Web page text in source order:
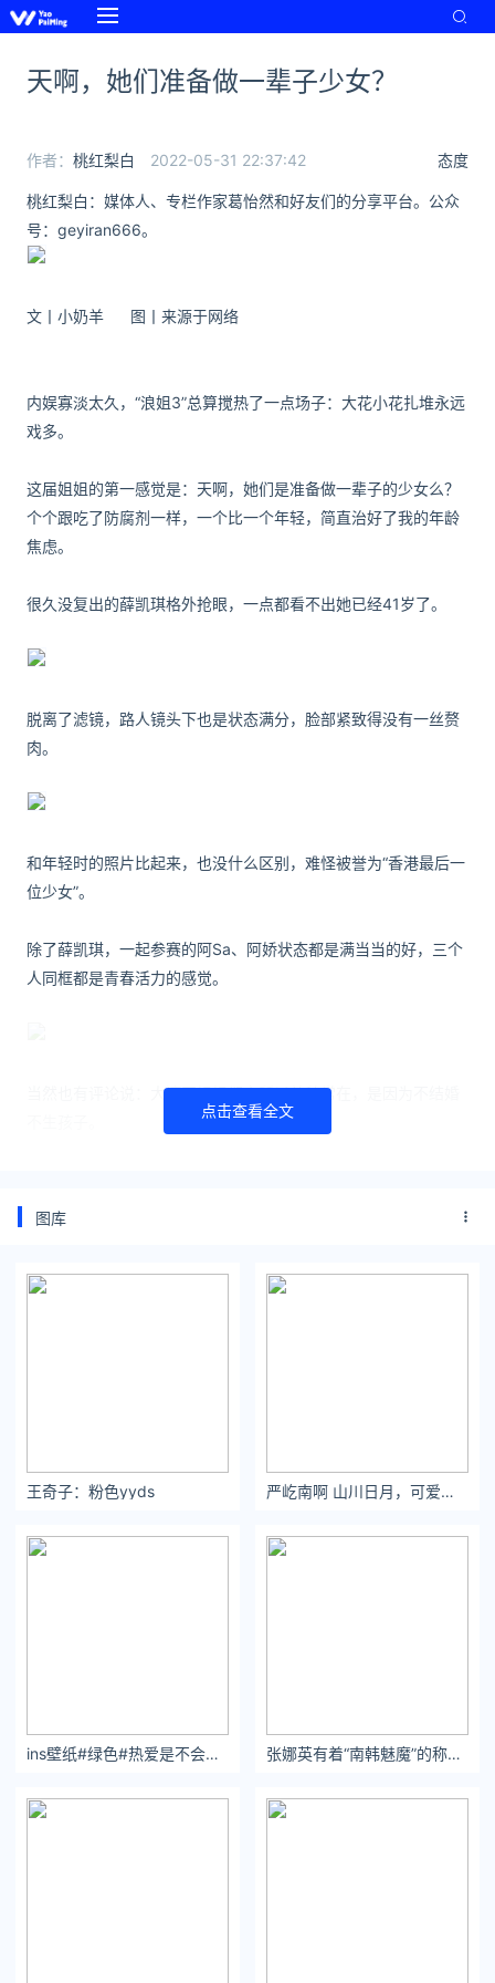
天啊，她们准备做一辈子少女？
态度
作者： 桃红梨白 2022-05-31 22:37:42
桃红梨白：媒体人、专栏作家葛怡然和好友们的分享平台。公众
号：geyiran666。
文丨小奶羊 图丨来源于网络
内娱寡淡太久，“浪姐3”总算搅热了一点场子：大花小花扎堆永远
戏多。
这届姐姐的第一感觉是：天啊，她们是准备做一辈子的少女么？
个个跟吃了防腐剂一样，一个比一个年轻，简直治好了我的年龄
焦虑。
很久没复出的薛凯琪格外抢眼，一点都看不出她已经41岁了。
脱离了滤镜，路人镜头下也是状态满分，脸部紧致得没有一丝赘
肉。
和年轻时的照片比起来，也没什么区别，难怪被誉为“香港最后一
位少女”。
除了薛凯琪，一起参赛的阿Sa、阿娇状态都是满当当的好，三个
人同框都是青春活力的感觉。
当然也有评论说：大湾区姐姐们之所以美貌常在，是因为不结婚
人们的各种“内卷”。
80、90年代那一批。
胡杏儿41岁参加《演员请就位》，生了孩子后依然演技和颜值齐
飞。
作到老，不然就无法持续红下去。
之前周丽淇在拍剧花絮中就说林文龙和郭晋安都不吃饭，搞得她
点击查看全文
图库
王奇子：粉色yyds ​​​​ 严屹南啊 山川日月，可爱俗常。
ins壁纸#绿色#热爱是不会降温的。 张娜英有着“南韩魅魔”的称号，她长着一张又纯又欲的脸